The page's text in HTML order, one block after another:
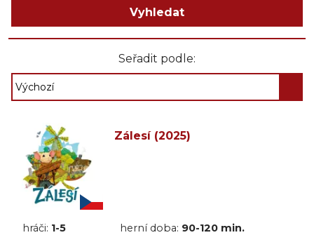
Vyhledat
Seřadit podle:
Zálesí (2025)
hráči: 1-5 herní doba: 90-120 min.